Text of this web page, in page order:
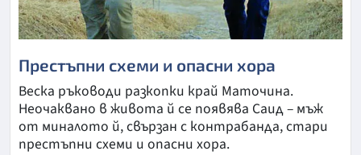
Престъпни схеми и опасни хора
Веска ръководи разкопки край Маточина.
Неочаквано в живота й се появява Саид – мъж
от миналото й, свързан с контрабанда, стари
престъпни схеми и опасни хора.